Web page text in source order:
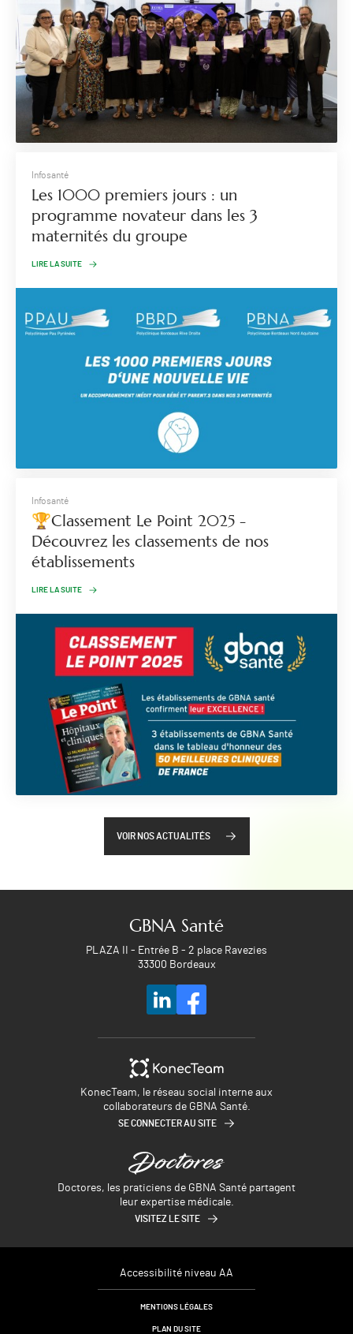
Infosanté
Les 1000 premiers jours : un
programme novateur dans les 3
maternités du groupe
LIRE LA SUITE
Infosanté
🏆Classement Le Point 2025 -
Découvrez les classements de nos
établissements
LIRE LA SUITE
VOIR NOS ACTUALITÉS
GBNA Santé
PLAZA II - Entrée B - 2 place Ravezies
33300 Bordeaux
KonecTeam, le réseau social interne aux
collaborateurs de GBNA Santé.
SE CONNECTER AU SITE
Doctores, les praticiens de GBNA Santé partagent
leur expertise médicale.
VISITEZ LE SITE
Accessibilité niveau AA
MENTIONS LÉGALES
PLAN DU SITE